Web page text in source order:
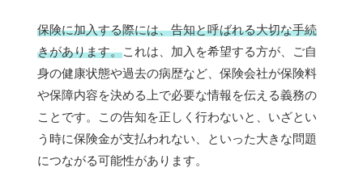
保険に加入する際には、告知と呼ばれる大切な手続
きがあります。これは、加入を希望する方が、ご自
身の健康状態や過去の病歴など、保険会社が保険料
や保障内容を決める上で必要な情報を伝える義務の
ことです。この告知を正しく行わないと、いざとい
う時に保険金が支払われない、といった大きな問題
につながる可能性があります。